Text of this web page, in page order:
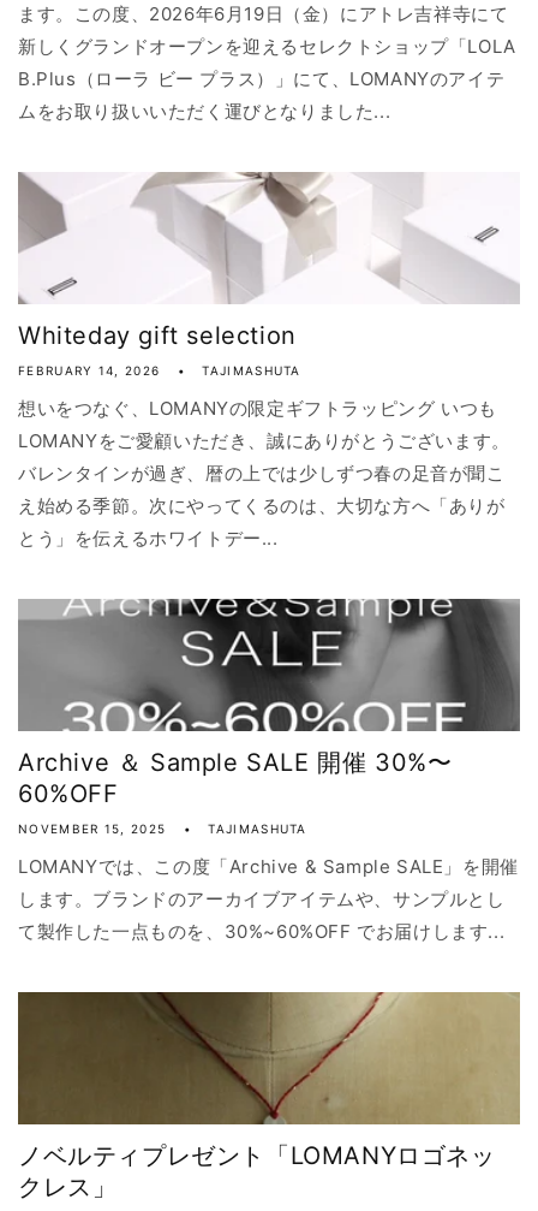
ます。この度、2026年6月19日（金）にアトレ吉祥寺にて
新しくグランドオープンを迎えるセレクトショップ「LOLA
B.Plus（ローラ ビー プラス）」にて、LOMANYのアイテ
ムをお取り扱いいただく運びとなりました...
Whiteday gift selection
FEBRUARY 14, 2026 TAJIMASHUTA
想いをつなぐ、LOMANYの限定ギフトラッピング いつも
LOMANYをご愛顧いただき、誠にありがとうございます。
バレンタインが過ぎ、暦の上では少しずつ春の足音が聞こ
え始める季節。次にやってくるのは、大切な方へ「ありが
とう」を伝えるホワイトデー...
Archive ＆ Sample SALE 開催 30%〜
60%OFF
NOVEMBER 15, 2025 TAJIMASHUTA
LOMANYでは、この度「Archive & Sample SALE」を開催
します。ブランドのアーカイブアイテムや、サンプルとし
て製作した一点ものを、30%~60%OFF でお届けします...
ノベルティプレゼント「LOMANYロゴネッ
クレス」